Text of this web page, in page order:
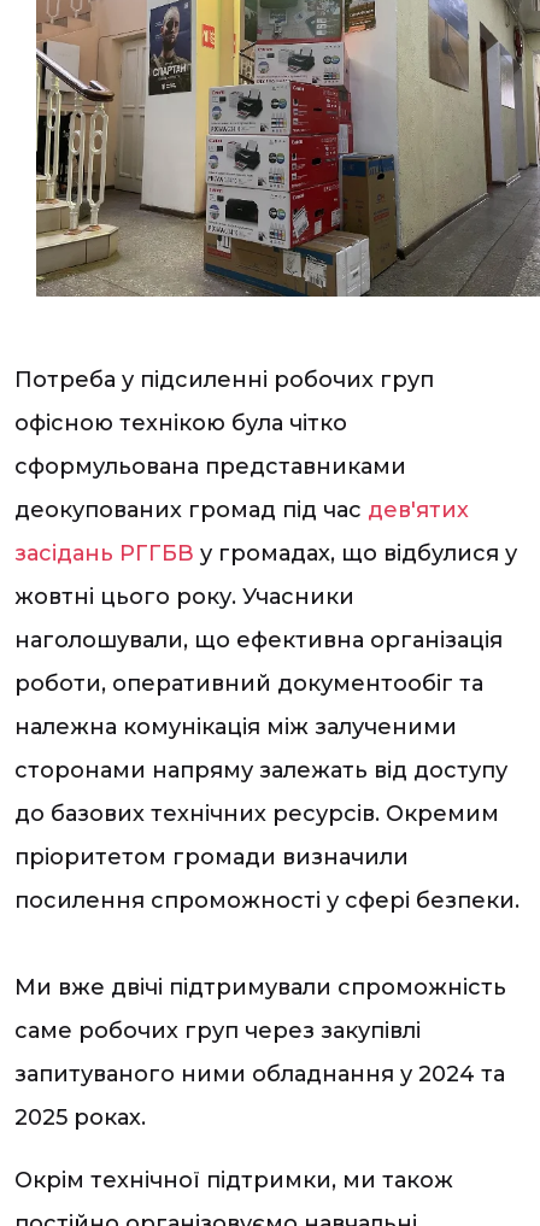
Потреба у підсиленні робочих груп
офісною технікою була чітко
сформульована представниками
деокупованих громад під час дев'ятих
засідань РГГБВ у громадах, що відбулися у
жовтні цього року. Учасники
наголошували, що ефективна організація
роботи, оперативний документообіг та
належна комунікація між залученими
сторонами напряму залежать від доступу
до базових технічних ресурсів. Окремим
пріоритетом громади визначили
посилення спроможності у сфері безпеки.
Ми вже двічі підтримували спроможність
саме робочих груп через закупівлі
запитуваного ними обладнання у 2024 та
2025 роках.
Окрім технічної підтримки, ми також